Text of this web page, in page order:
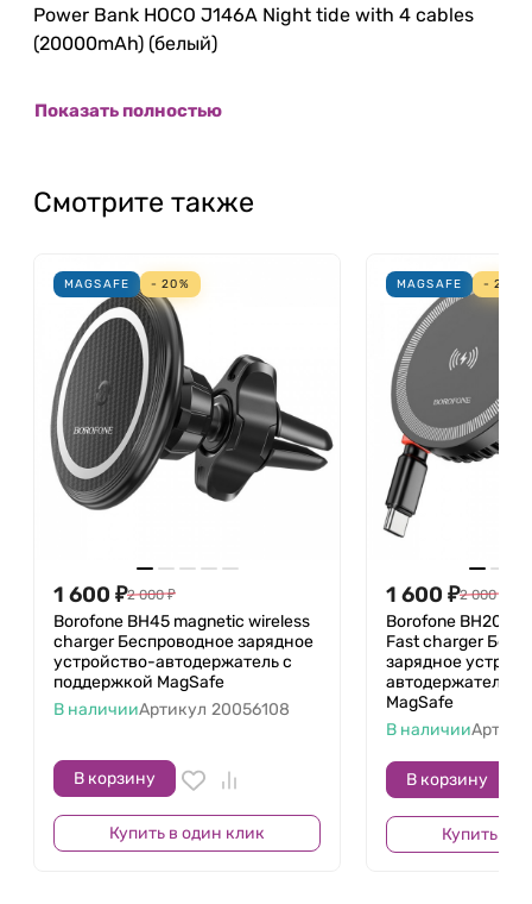
Power Bank HOCO J146A Night tide with 4 cables
(20000mAh) (белый)
Показать полностью
Смотрите также
MAGSAFE - 20%
1 600 ₽2 000 ₽
Borofone BH45 magnetic wireless
charger Беспроводное зарядное
устройство-автодержатель с
поддержкой MagSafe
В наличииАртикул 20056108
В корзину
Купить в один клик
MAGSAFE - 20%
1 600 ₽2 000
Borofone BH207
Fast charger
зарядное
автодержатель с
MagSafe
В наличии
В корзину
Купить в